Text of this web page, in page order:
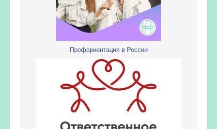
Профориентация в России